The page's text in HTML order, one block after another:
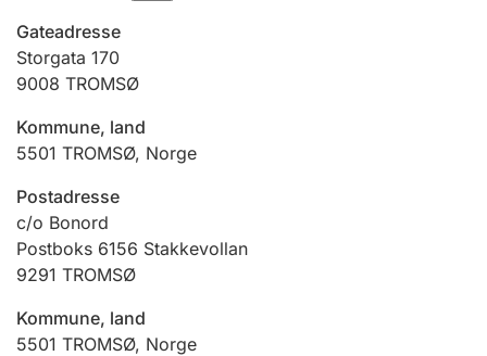
Jeger
Betaling og jegeravgiftskort
Ektepaktrettleiaren
Andre tema
Gateadresse
Storgata 170
9008 TROMSØ
Kommune, land
5501 TROMSØ, Norge
Postadresse
c/o Bonord
Postboks 6156 Stakkevollan
9291 TROMSØ
Kommune, land
5501 TROMSØ, Norge